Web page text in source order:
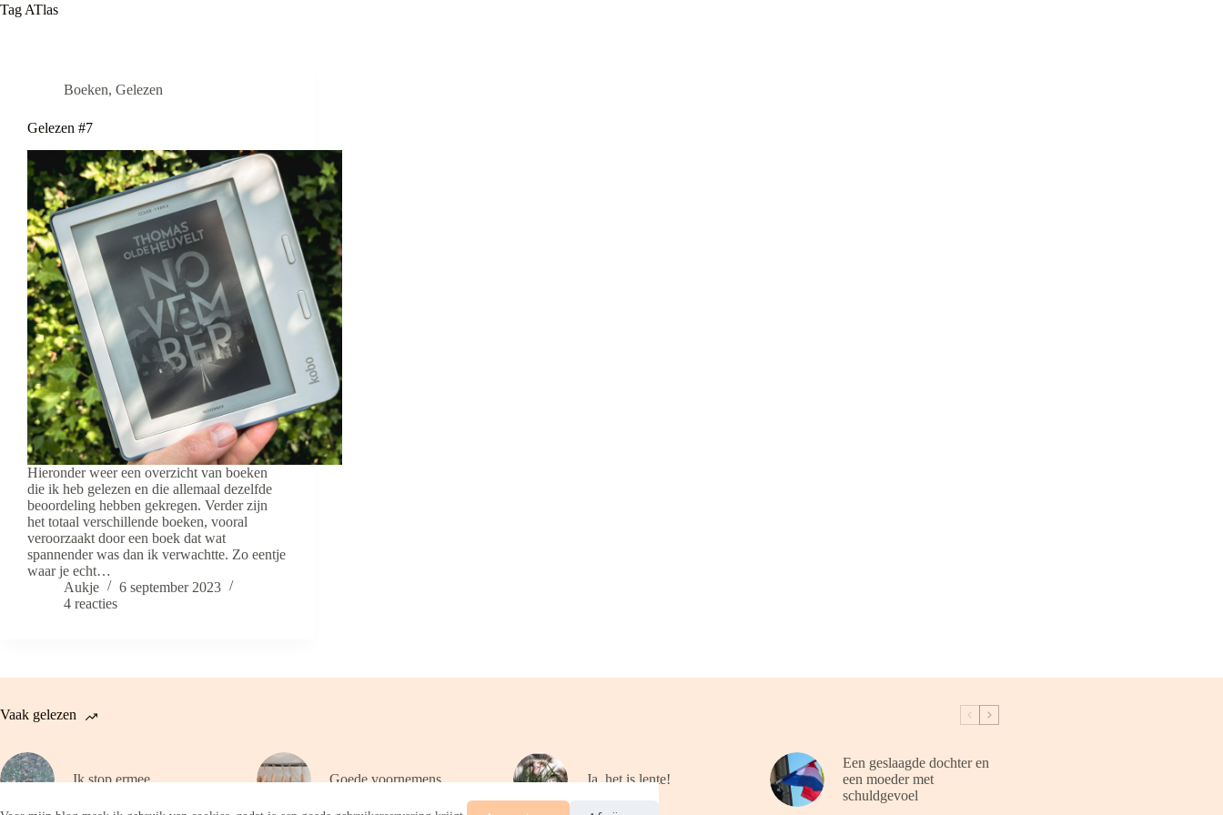
Tag ATlas
Boeken, Gelezen
Gelezen #7
Hieronder weer een overzicht van boeken
die ik heb gelezen en die allemaal dezelfde
beoordeling hebben gekregen. Verder zijn
het totaal verschillende boeken, vooral
veroorzaakt door een boek dat wat
spannender was dan ik verwachtte. Zo eentje
waar je echt…
Aukje
6 september 2023
4 reacties
Vaak gelezen
Ik stop ermee Goede voornemens Ja, het is lente!
Een geslaagde dochter en
een moeder met
schuldgevoel